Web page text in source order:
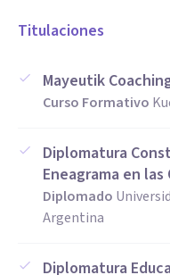
Titulaciones
Mayeutik
Curso Formativo
Diplomatura
Eneagrama en
Diplomado
Argentina
Diplomatura